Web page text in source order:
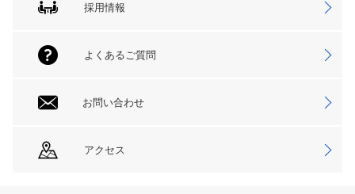
採用情報
よくあるご質問
お問い合わせ
アクセス